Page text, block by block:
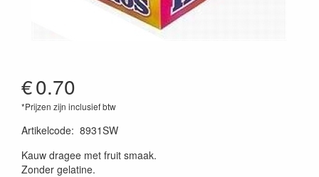
€0.70
*Prijzen zijn inclusief btw
Artikelcode: 8931SW
Kauw dragee met fruit smaak.
Zonder gelatine.